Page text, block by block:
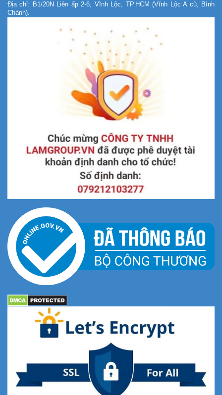
Địa chỉ: B1/20N Liên ấp 2-6, Vĩnh Lộc, TP.HCM (Vĩnh Lộc A cũ, Bình
Chánh).